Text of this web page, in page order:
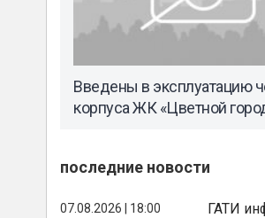
Введены в эксплуатацию
корпуса ЖК «Цветной
последние новости
07.08.2026 | 18:00 ГАТИ